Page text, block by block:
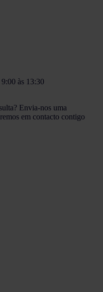
às 13:30
Envia-nos uma
em contacto contigo